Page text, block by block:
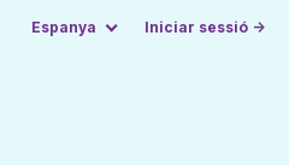
Espanya Iniciar sessió →